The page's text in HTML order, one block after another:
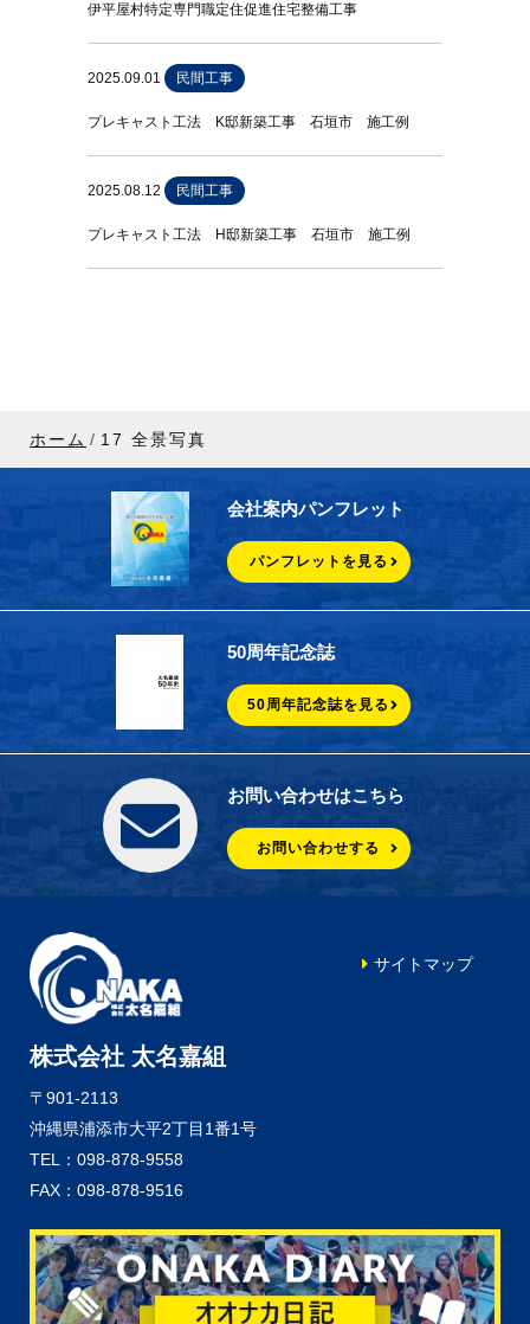
伊平屋村特定専門職定住促進住宅整備工事
2025.09.01 民間工事
プレキャスト工法 K邸新築工事 石垣市 施工例
2025.08.12 民間工事
プレキャスト工法 H邸新築工事 石垣市 施工例
ホーム 17 全景写真
会社案内パンフレット
パンフレットを見る
50周年記念誌
50周年記念誌を見る
お問い合わせはこちら
お問い合わせする
株式会社 太名嘉組
〒901-2113
沖縄県浦添市大平2丁目1番1号
TEL：098-878-9558
FAX：098-878-9516
サイトマップ